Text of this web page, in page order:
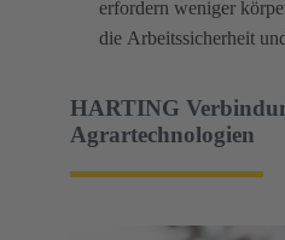
erfordern weniger
die Arbeitssicherheit
HARTING
Agrartechnologien